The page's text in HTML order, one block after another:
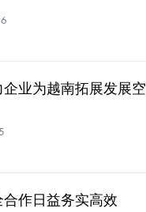
业为越南拓展发展空
作日益务实高效